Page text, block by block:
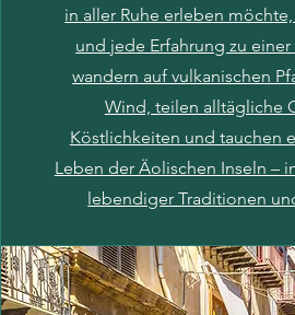
in aller Ruhe erleben
und jede Erfahrung zu
wandern auf vulkanischen
Wind, teilen alltägliche
Köstlichkeiten und tauchen
Leben der Äolischen Inseln –
lebendiger Traditionen